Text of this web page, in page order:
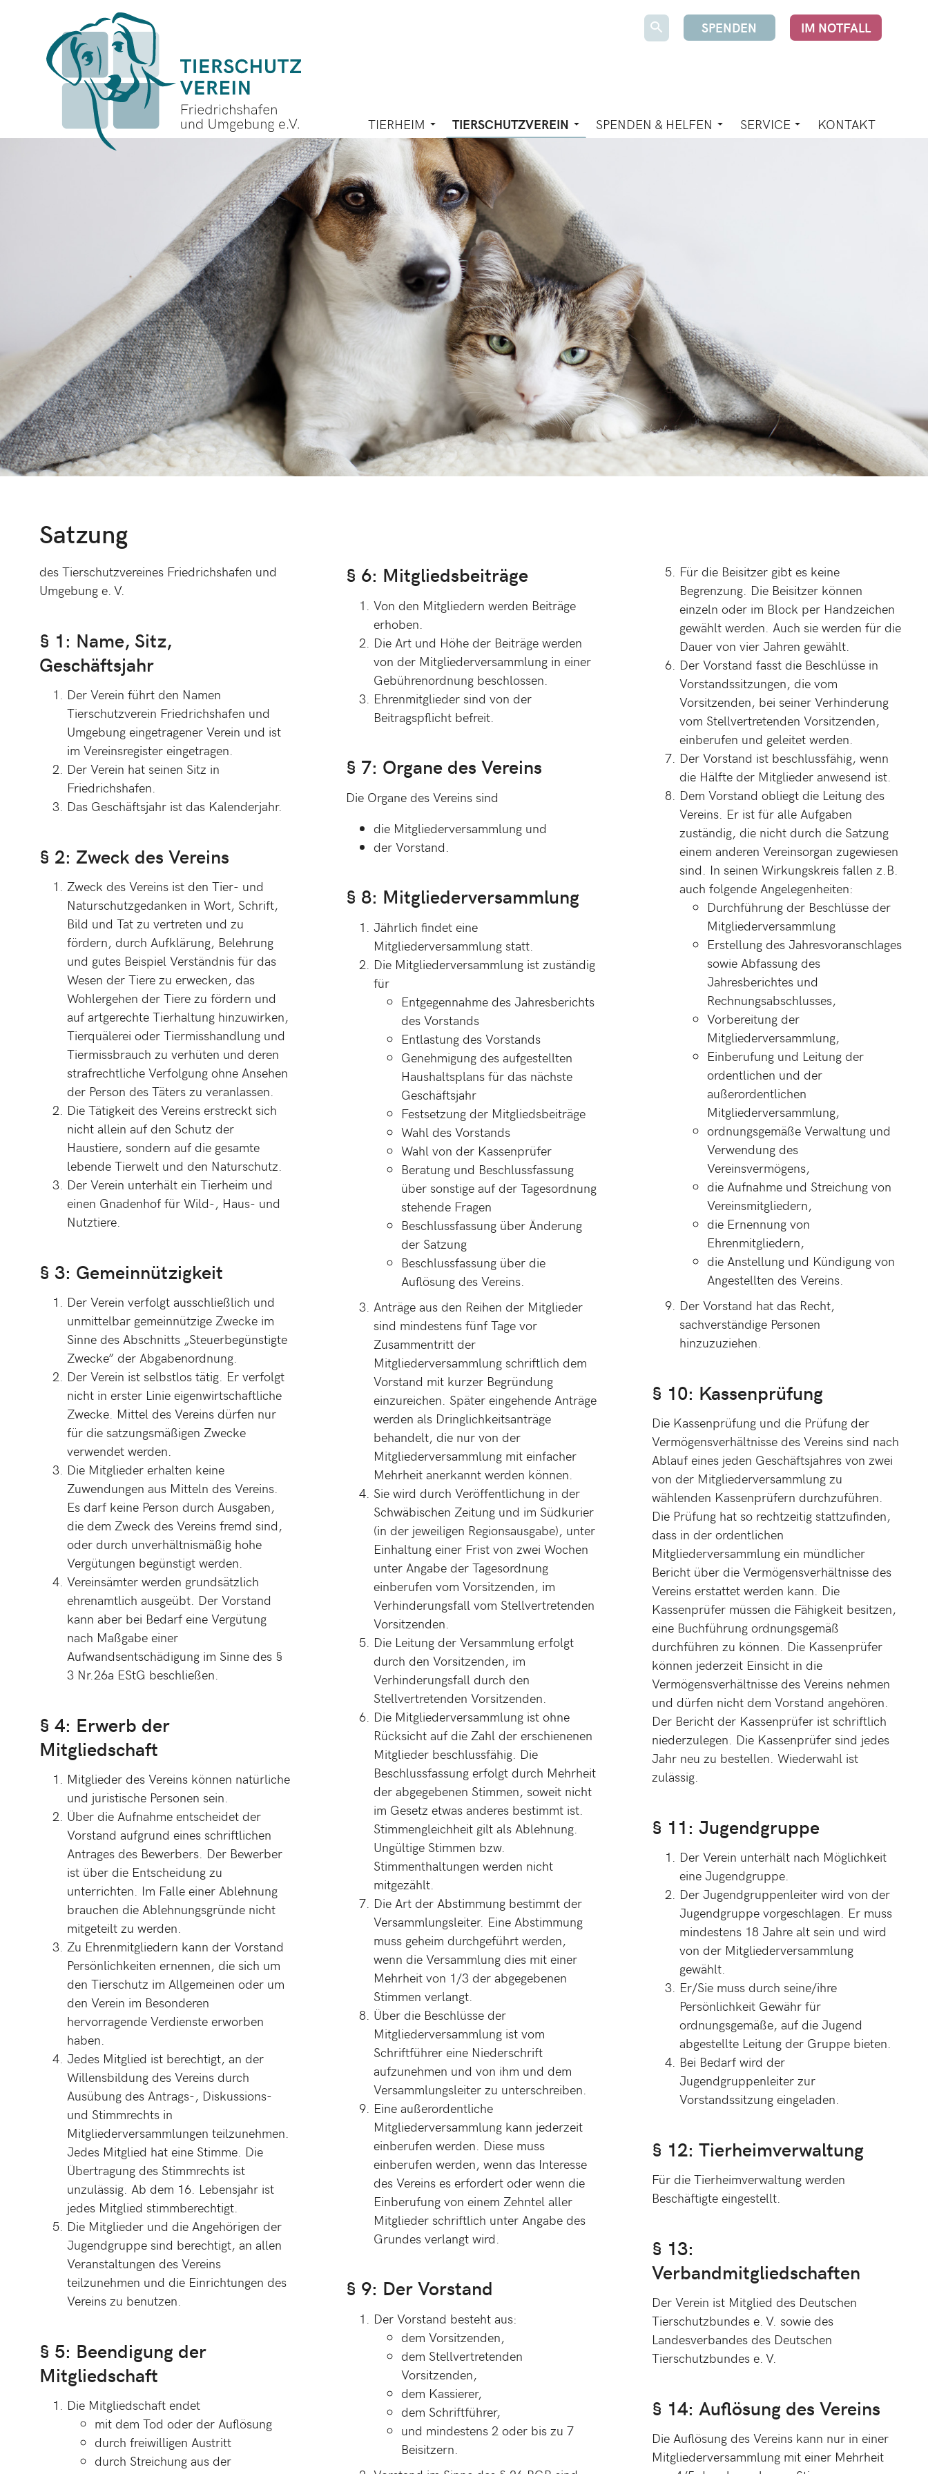
IM NOTFALL
SPENDEN
TIERHEIM TIERSCHUTZVEREIN SPENDEN & HELFEN SERVICE KONTAKT
Satzung
des Tierschutzvereines Friedrichshafen und
Umgebung e. V.
§ 1: Name, Sitz,
Geschäftsjahr
Der Verein führt den Namen
Tierschutzverein Friedrichshafen und
Umgebung eingetragener Verein und ist
im Vereinsregister eingetragen.
Der Verein hat seinen Sitz in
Friedrichshafen.
Das Geschäftsjahr ist das Kalenderjahr.
§ 2: Zweck des Vereins
Zweck des Vereins ist den Tier- und
Naturschutzgedanken in Wort, Schrift,
Bild und Tat zu vertreten und zu
fördern, durch Aufklärung, Belehrung
und gutes Beispiel Verständnis für das
Wesen der Tiere zu erwecken, das
Wohlergehen der Tiere zu fördern und
auf artgerechte Tierhaltung hinzuwirken,
Tierquälerei oder Tiermisshandlung und
Tiermissbrauch zu verhüten und deren
strafrechtliche Verfolgung ohne Ansehen
der Person des Täters zu veranlassen.
Die Tätigkeit des Vereins erstreckt sich
nicht allein auf den Schutz der
Haustiere, sondern auf die gesamte
lebende Tierwelt und den Naturschutz.
Der Verein unterhält ein Tierheim und
einen Gnadenhof für Wild-, Haus- und
Nutztiere.
§ 3: Gemeinnützigkeit
Der Verein verfolgt ausschließlich und
unmittelbar gemeinnützige Zwecke im
Sinne des Abschnitts „Steuerbegünstigte
Zwecke” der Abgabenordnung.
Der Verein ist selbstlos tätig. Er verfolgt
nicht in erster Linie eigenwirtschaftliche
Zwecke. Mittel des Vereins dürfen nur
für die satzungsmäßigen Zwecke
verwendet werden.
Die Mitglieder erhalten keine
Zuwendungen aus Mitteln des Vereins.
Es darf keine Person durch Ausgaben,
die dem Zweck des Vereins fremd sind,
oder durch unverhältnismäßig hohe
Vergütungen begünstigt werden.
Vereinsämter werden grundsätzlich
ehrenamtlich ausgeübt. Der Vorstand
kann aber bei Bedarf eine Vergütung
nach Maßgabe einer
Aufwandsentschädigung im Sinne des §
3 Nr.26a EStG beschließen.
§ 4: Erwerb der
Mitgliedschaft
Mitglieder des Vereins können natürliche
und juristische Personen sein.
Über die Aufnahme entscheidet der
Vorstand aufgrund eines schriftlichen
Antrages des Bewerbers. Der Bewerber
ist über die Entscheidung zu
unterrichten. Im Falle einer Ablehnung
brauchen die Ablehnungsgründe nicht
mitgeteilt zu werden.
Zu Ehrenmitgliedern kann der Vorstand
Persönlichkeiten ernennen, die sich um
den Tierschutz im Allgemeinen oder um
den Verein im Besonderen
hervorragende Verdienste erworben
haben.
Jedes Mitglied ist berechtigt, an der
Willensbildung des Vereins durch
Ausübung des Antrags-, Diskussions-
und Stimmrechts in
Mitgliederversammlungen teilzunehmen.
Jedes Mitglied hat eine Stimme. Die
Übertragung des Stimmrechts ist
unzulässig. Ab dem 16. Lebensjahr ist
jedes Mitglied stimmberechtigt.
Die Mitglieder und die Angehörigen der
Jugendgruppe sind berechtigt, an allen
Veranstaltungen des Vereins
teilzunehmen und die Einrichtungen des
Vereins zu benutzen.
§ 5: Beendigung der
Mitgliedschaft
Die Mitgliedschaft endet
mit dem Tod oder der Auflösung
durch freiwilligen Austritt
durch Streichung aus der
§ 6: Mitgliedsbeiträge
Von den Mitgliedern werden Beiträge
erhoben.
Die Art und Höhe der Beiträge werden
von der Mitgliederversammlung in einer
Gebührenordnung beschlossen.
Ehrenmitglieder sind von der
Beitragspflicht befreit.
§ 7: Organe des Vereins
Die Organe des Vereins sind
die Mitgliederversammlung und
der Vorstand.
§ 8: Mitgliederversammlung
Jährlich findet eine
Mitgliederversammlung statt.
Die Mitgliederversammlung ist zuständig
für
Entgegennahme des Jahresberichts
des Vorstands
Entlastung des Vorstands
Genehmigung des aufgestellten
Haushaltsplans für das nächste
Geschäftsjahr
Festsetzung der Mitgliedsbeiträge
Wahl des Vorstands
Wahl von der Kassenprüfer
Beratung und Beschlussfassung
über sonstige auf der Tagesordnung
stehende Fragen
Beschlussfassung über Änderung
der Satzung
Beschlussfassung über die
Auflösung des Vereins.
Anträge aus den Reihen der Mitglieder
sind mindestens fünf Tage vor
Zusammentritt der
Mitgliederversammlung schriftlich dem
Vorstand mit kurzer Begründung
einzureichen. Später eingehende Anträge
werden als Dringlichkeitsanträge
behandelt, die nur von der
Mitgliederversammlung mit einfacher
Mehrheit anerkannt werden können.
Sie wird durch Veröffentlichung in der
Schwäbischen Zeitung und im Südkurier
(in der jeweiligen Regionsausgabe), unter
Einhaltung einer Frist von zwei Wochen
unter Angabe der Tagesordnung
einberufen vom Vorsitzenden, im
Verhinderungsfall vom Stellvertretenden
Vorsitzenden.
Die Leitung der Versammlung erfolgt
durch den Vorsitzenden, im
Verhinderungsfall durch den
Stellvertretenden Vorsitzenden.
Die Mitgliederversammlung ist ohne
Rücksicht auf die Zahl der erschienenen
Mitglieder beschlussfähig. Die
Beschlussfassung erfolgt durch Mehrheit
der abgegebenen Stimmen, soweit nicht
im Gesetz etwas anderes bestimmt ist.
Stimmengleichheit gilt als Ablehnung.
Ungültige Stimmen bzw.
Stimmenthaltungen werden nicht
mitgezählt.
Die Art der Abstimmung bestimmt der
Versammlungsleiter. Eine Abstimmung
muss geheim durchgeführt werden,
wenn die Versammlung dies mit einer
Mehrheit von 1/3 der abgegebenen
Stimmen verlangt.
Über die Beschlüsse der
Mitgliederversammlung ist vom
Schriftführer eine Niederschrift
aufzunehmen und von ihm und dem
Versammlungsleiter zu unterschreiben.
Eine außerordentliche
Mitgliederversammlung kann jederzeit
einberufen werden. Diese muss
einberufen werden, wenn das Interesse
des Vereins es erfordert oder wenn die
Einberufung von einem Zehntel aller
Mitglieder schriftlich unter Angabe des
Grundes verlangt wird.
§ 9: Der Vorstand
Der Vorstand besteht aus:
dem Vorsitzenden,
dem Stellvertretenden
Vorsitzenden,
dem Kassierer,
dem Schriftführer,
und mindestens 2 oder bis zu 7
Beisitzern.
Für die Beisitzer gibt es keine
Begrenzung. Die Beisitzer können
einzeln oder im Block per Handzeichen
gewählt werden. Auch sie werden für die
Dauer von vier Jahren gewählt.
Der Vorstand fasst die Beschlüsse in
Vorstandssitzungen, die vom
Vorsitzenden, bei seiner Verhinderung
vom Stellvertretenden Vorsitzenden,
einberufen und geleitet werden.
Der Vorstand ist beschlussfähig, wenn
die Hälfte der Mitglieder anwesend ist.
Dem Vorstand obliegt die Leitung des
Vereins. Er ist für alle Aufgaben
zuständig, die nicht durch die Satzung
einem anderen Vereinsorgan zugewiesen
sind. In seinen Wirkungskreis fallen z.B.
auch folgende Angelegenheiten:
Durchführung der Beschlüsse der
Mitgliederversammlung
Erstellung des Jahresvoranschlages
sowie Abfassung des
Jahresberichtes und
Rechnungsabschlusses,
Vorbereitung der
Mitgliederversammlung,
Einberufung und Leitung der
ordentlichen und der
außerordentlichen
Mitgliederversammlung,
ordnungsgemäße Verwaltung und
Verwendung des
Vereinsvermögens,
die Aufnahme und Streichung von
Vereinsmitgliedern,
die Ernennung von
Ehrenmitgliedern,
die Anstellung und Kündigung von
Angestellten des Vereins.
Der Vorstand hat das Recht,
sachverständige Personen
hinzuzuziehen.
§ 10: Kassenprüfung
Die Kassenprüfung und die Prüfung der
Vermögensverhältnisse des Vereins sind nach
Ablauf eines jeden Geschäftsjahres von zwei
von der Mitgliederversammlung zu
wählenden Kassenprüfern durchzuführen.
Die Prüfung hat so rechtzeitig stattzufinden,
dass in der ordentlichen
Mitgliederversammlung ein mündlicher
Bericht über die Vermögensverhältnisse des
Vereins erstattet werden kann. Die
Kassenprüfer müssen die Fähigkeit besitzen,
eine Buchführung ordnungsgemäß
durchführen zu können. Die Kassenprüfer
können jederzeit Einsicht in die
Vermögensverhältnisse des Vereins nehmen
und dürfen nicht dem Vorstand angehören.
Der Bericht der Kassenprüfer ist schriftlich
niederzulegen. Die Kassenprüfer sind jedes
Jahr neu zu bestellen. Wiederwahl ist
zulässig.
§ 11: Jugendgruppe
Der Verein unterhält nach Möglichkeit
eine Jugendgruppe.
Der Jugendgruppenleiter wird von der
Jugendgruppe vorgeschlagen. Er muss
mindestens 18 Jahre alt sein und wird
von der Mitgliederversammlung
gewählt.
Er/Sie muss durch seine/ihre
Persönlichkeit Gewähr für
ordnungsgemäße, auf die Jugend
abgestellte Leitung der Gruppe bieten.
Bei Bedarf wird der
Jugendgruppenleiter zur
Vorstandssitzung eingeladen.
§ 12: Tierheimverwaltung
Für die Tierheimverwaltung werden
Beschäftigte eingestellt.
§ 13:
Verbandmitgliedschaften
Der Verein ist Mitglied des Deutschen
Tierschutzbundes e. V. sowie des
Landesverbandes des Deutschen
Tierschutzbundes e. V.
§ 14: Auflösung des Vereins
Die Auflösung des Vereins kann nur in einer
Mitgliederversammlung mit einer Mehrheit